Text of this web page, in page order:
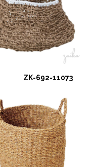
ZK-692-11073